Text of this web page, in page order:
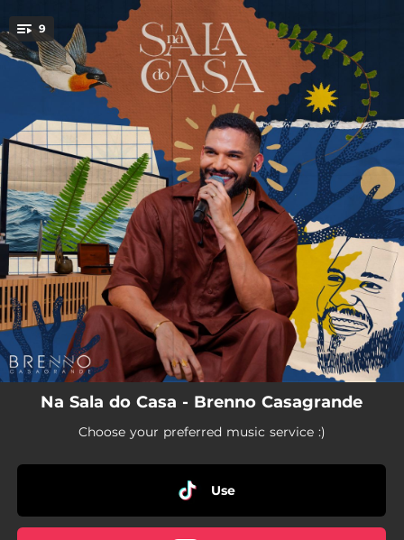
You're all set!
9
Protetor de Anjo
03:05
Quero Te Encontrar
02:47
Açaí No Pote
Coração de Bola
03:32
Mil Saudades
02:51
Sereia
03:07
Passarinho
03:50
Sem Pretensão
02:52
Água de Desejo
03:08
Na Sala do Casa - Brenno Casagrande
Choose your preferred music service :)
Use